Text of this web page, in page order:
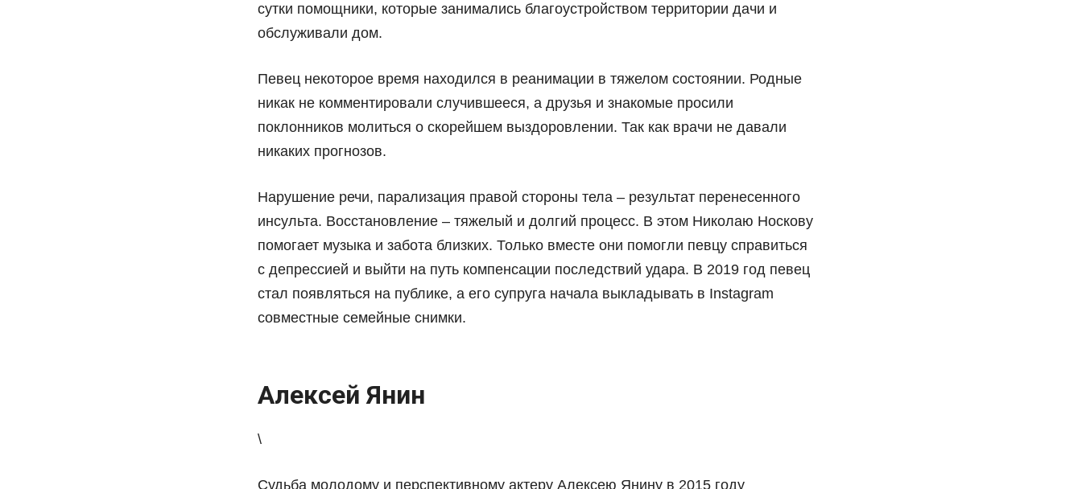
сутки помощники, которые занимались благоустройством территории дачи и
обслуживали дом.
Певец некоторое время находился в реанимации в тяжелом состоянии. Родные
никак не комментировали случившееся, а друзья и знакомые просили
поклонников молиться о скорейшем выздоровлении. Так как врачи не давали
никаких прогнозов.
Нарушение речи, парализация правой стороны тела – результат перенесенного
инсульта. Восстановление – тяжелый и долгий процесс. В этом Николаю Носкову
помогает музыка и забота близких. Только вместе они помогли певцу справиться
с депрессией и выйти на путь компенсации последствий удара. В 2019 год певец
стал появляться на публике, а его супруга начала выкладывать в Instagram
совместные семейные снимки.
Алексей Янин
\
Судьба молодому и перспективному актеру Алексею Янину в 2015 году